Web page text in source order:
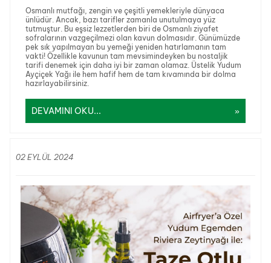
Osmanlı mutfağı, zengin ve çeşitli yemekleriyle dünyaca
ünlüdür. Ancak, bazı tarifler zamanla unutulmaya yüz
tutmuştur. Bu eşsiz lezzetlerden biri de Osmanlı ziyafet
sofralarının vazgeçilmezi olan kavun dolmasıdır. Günümüzde
pek sık yapılmayan bu yemeği yeniden hatırlamanın tam
vakti! Özellikle kavunun tam mevsimindeyken bu nostaljik
tarifi denemek için daha iyi bir zaman olamaz. Üstelik Yudum
Ayçiçek Yağı ile hem hafif hem de tam kıvamında bir dolma
hazırlayabilirsiniz.
DEVAMINI OKU...
02 EYLÜL 2024